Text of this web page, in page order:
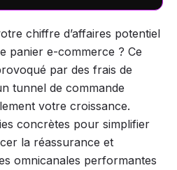
chiffre d’affaires potentiel
panier e-commerce ? Ce
par des frais de
tunnel de commande
votre croissance.
concrètes pour simplifier
la réassurance et
omnicanales performantes